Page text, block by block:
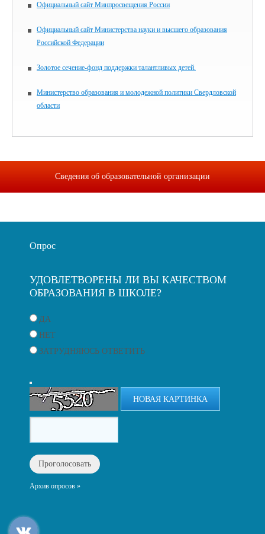
Официальный сайт Минпросвещения России
Официальный сайт Министерства науки и высшего образования
Российской Федерации
Золотое сечение-фонд поддержки талантливых детей.
Министерство образования и молодежной политики Свердловской
области
Сведения об образовательной организации
Опрос
УДОВЛЕТВОРЕНЫ ЛИ ВЫ КАЧЕСТВОМ
ОБРАЗОВАНИЯ В ШКОЛЕ?
ДА
НЕТ
ЗАТРУДНЯЮСЬ ОТВЕТИТЬ
НОВАЯ КАРТИНКА
Архив опросов »